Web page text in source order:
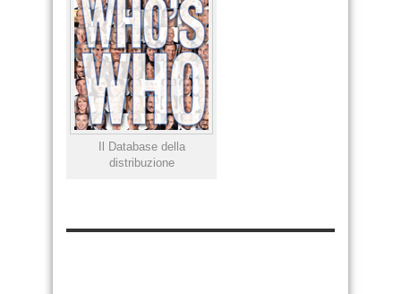
Il Database della
distribuzione